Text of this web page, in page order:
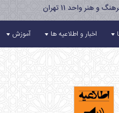
اخبار و اطلاعیه ها آموزش